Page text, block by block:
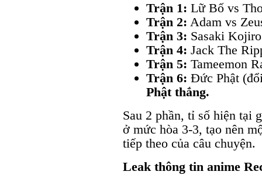
Trận 1: Lữ Bố vs
Trận 2: Adam vs
Trận 3: Sasaki
Trận 4: Jack The
Trận 5: Tameemon
Trận 6: Đức Phật
Phật thắng.
Sau 2 phần, tỉ số hiện tại
ở mức hòa 3-3, tạo nên
tiếp theo của câu chuyện.
Leak thông tin anime